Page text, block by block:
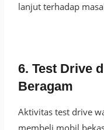
lanjut terhadap
6. Test Drive
Beragam
Aktivitas test drive